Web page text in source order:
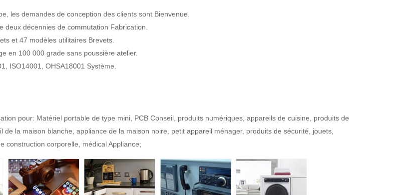
les demandes de conception des clients sont Bienvenue.
deux décennies de commutation Fabrication.
et 47 modèles utilitaires Brevets.
en 100 000 grade sans poussière atelier.
ISO14001, OHSA18001 Système.
pour: Matériel portable de type mini, PCB Conseil, produits numériques, appareils de cuisine, produits de
de la maison blanche, appliance de la maison noire, petit appareil ménager, produits de sécurité, jouets,
construction corporelle, médical Appliance;